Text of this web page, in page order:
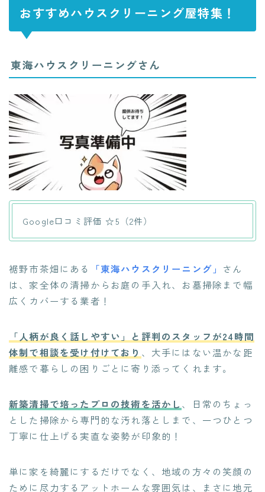
おすすめハウスクリーニング屋特集！
東海ハウスクリーニングさん
Google口コミ評価 ☆5（2件）
裾野市茶畑にある 「東海ハウスクリーニング」 さん
は、家全体の清掃からお庭の手入れ、お墓掃除まで幅
広くカバーする業者！
「人柄が良く話しやすい」と評判のスタッフが24時間
体制で相談を受け付けており 、大手にはない温かな距
離感で暮らしの困りごとに寄り添ってくれます。
新築清掃で培ったプロの技術を活かし 、日常のちょっ
とした掃除から専門的な汚れ落としまで、一つひとつ
丁寧に仕上げる実直な姿勢が印象的！
単に家を綺麗にするだけでなく、地域の方々の笑顔の
ために尽力するアットホームな雰囲気は、まさに地元